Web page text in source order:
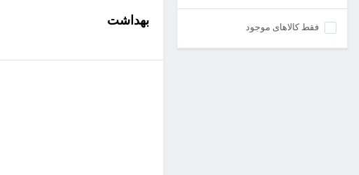
فقط کالاهای موجود بهداشت